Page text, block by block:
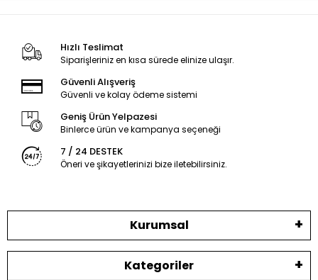
Hızlı Teslimat
Siparişleriniz en kısa sürede elinize ulaşır.
Güvenli Alışveriş
Güvenli ve kolay ödeme sistemi
Geniş Ürün Yelpazesi
Binlerce ürün ve kampanya seçeneği
7 / 24 DESTEK
Öneri ve şikayetlerinizi bize iletebilirsiniz.
Kurumsal
Kategoriler